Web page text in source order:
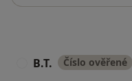
B.T. Číslo ověřené